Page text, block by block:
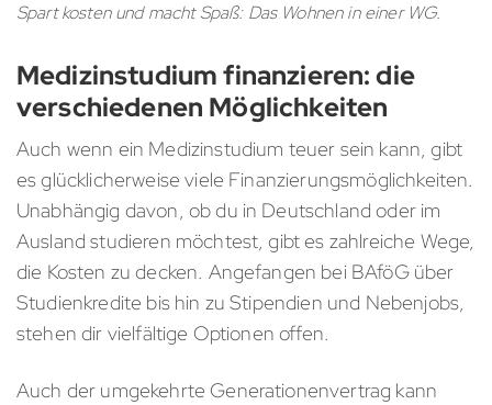
Spart kosten und macht Spaß: Das Wohnen in einer WG.
Medizinstudium finanzieren: die
verschiedenen Möglichkeiten
Auch wenn ein Medizinstudium teuer sein kann, gibt
es glücklicherweise viele Finanzierungsmöglichkeiten.
Unabhängig davon, ob du in Deutschland oder im
Ausland studieren möchtest, gibt es zahlreiche Wege,
die Kosten zu decken. Angefangen bei BAföG über
Studienkredite bis hin zu Stipendien und Nebenjobs,
stehen dir vielfältige Optionen offen.
Auch der umgekehrte Generationenvertrag kann